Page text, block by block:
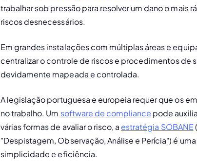
trabalhar sob pressão para resolver um dano o
riscos desnecessários.
Em grandes instalações com múltiplas áreas e
centralizar o controle de riscos e procedimentos
devidamente mapeada e controlada.
A legislação portuguesa e europeia requer que os
no trabalho. Um software de compliance pode
várias formas de avaliar o risco, a estratégia SOBANE
"Despistagem, Observação, Análise e Perícia") é
simplicidade e eficiência.